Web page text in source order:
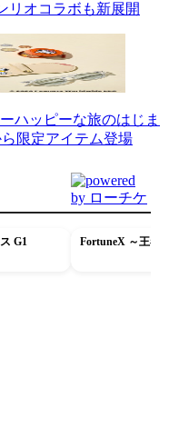
オコラボも新展開
ハッピーな旅のはじま
限定アイテム登場
G1
FortuneX ～王者